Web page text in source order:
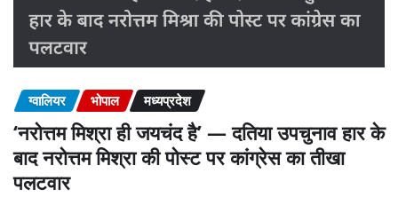
ग्वालियर भोपाल मध्यप्रदेश
‘नरोत्तम मिश्रा ही जयचंद है’ — दतिया उपचुनाव हार के
बाद नरोत्तम मिश्रा की पोस्ट पर कांग्रेस का तीखा
पलटवार